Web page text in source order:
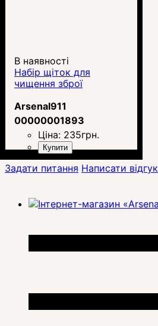
В наявності
Набір щіток для
чищення зброї
Arsenal911
00000001893
Ціна: 235грн.
Купити
Задати питання Написати відгук